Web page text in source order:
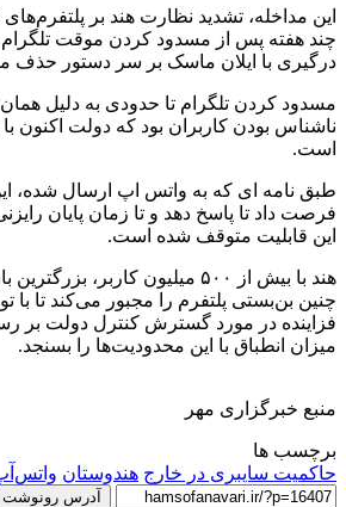
این مداخله، تشدید نظارت هند بر
چند هفته پس از مسدود کردن موقت
درگیری با ایلان ماسک بر سر دستور حذف
مسدود کردن تلگرام تا حدودی به دلیل
ناشناس بودن کاربران بود که دولت اکنون
است.
طبق نامه ای که به واتس اپ ارسال شده،
فرصت داد تا پاسخ دهد و تا زمان پایان
این قابلیت متوقف شده است.
هند با بیش از ۵۰۰ میلیون کاربر،
چنین بن‌بستی پلتفرم را مجبور می‌کند تا با
فزاینده در مورد گسترش کنترل دولت بر
میزان انطباق با این محدودیت‌ها را بسنجد.
منبع خبرگزاری مهر
برچسب ها
حاکمیت سایبری در خارج هندوستان
آدرس رونوشت